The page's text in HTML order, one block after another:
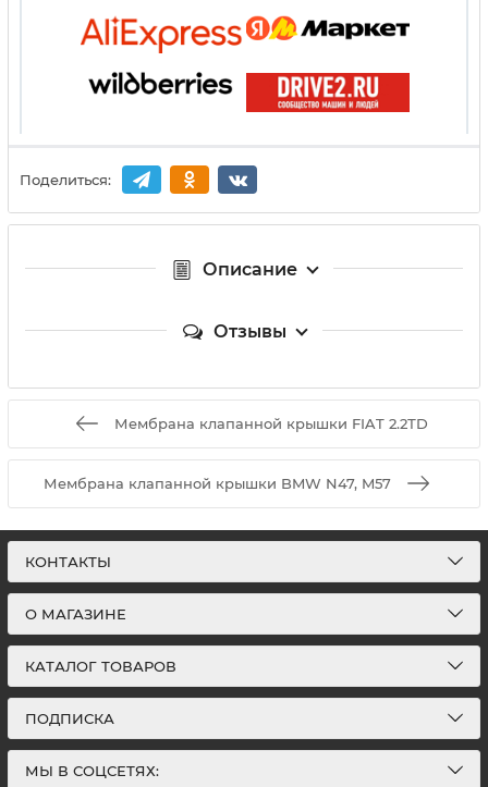
Поделиться:
Описание
Отзывы
Мембрана клапанной крышки FIAT 2.2ТD
Мембрана клапанной крышки BMW N47, M57
КОНТАКТЫ
О МАГАЗИНЕ
КАТАЛОГ ТОВАРОВ
ПОДПИСКА
МЫ В СОЦСЕТЯХ: